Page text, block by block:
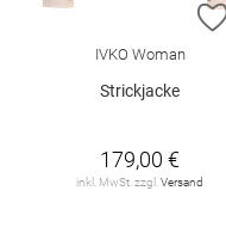
IVKO Woman
Strickjacke
179,00 €
inkl. MwSt. zzgl. Versand